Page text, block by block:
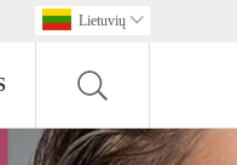
Lietuvių 